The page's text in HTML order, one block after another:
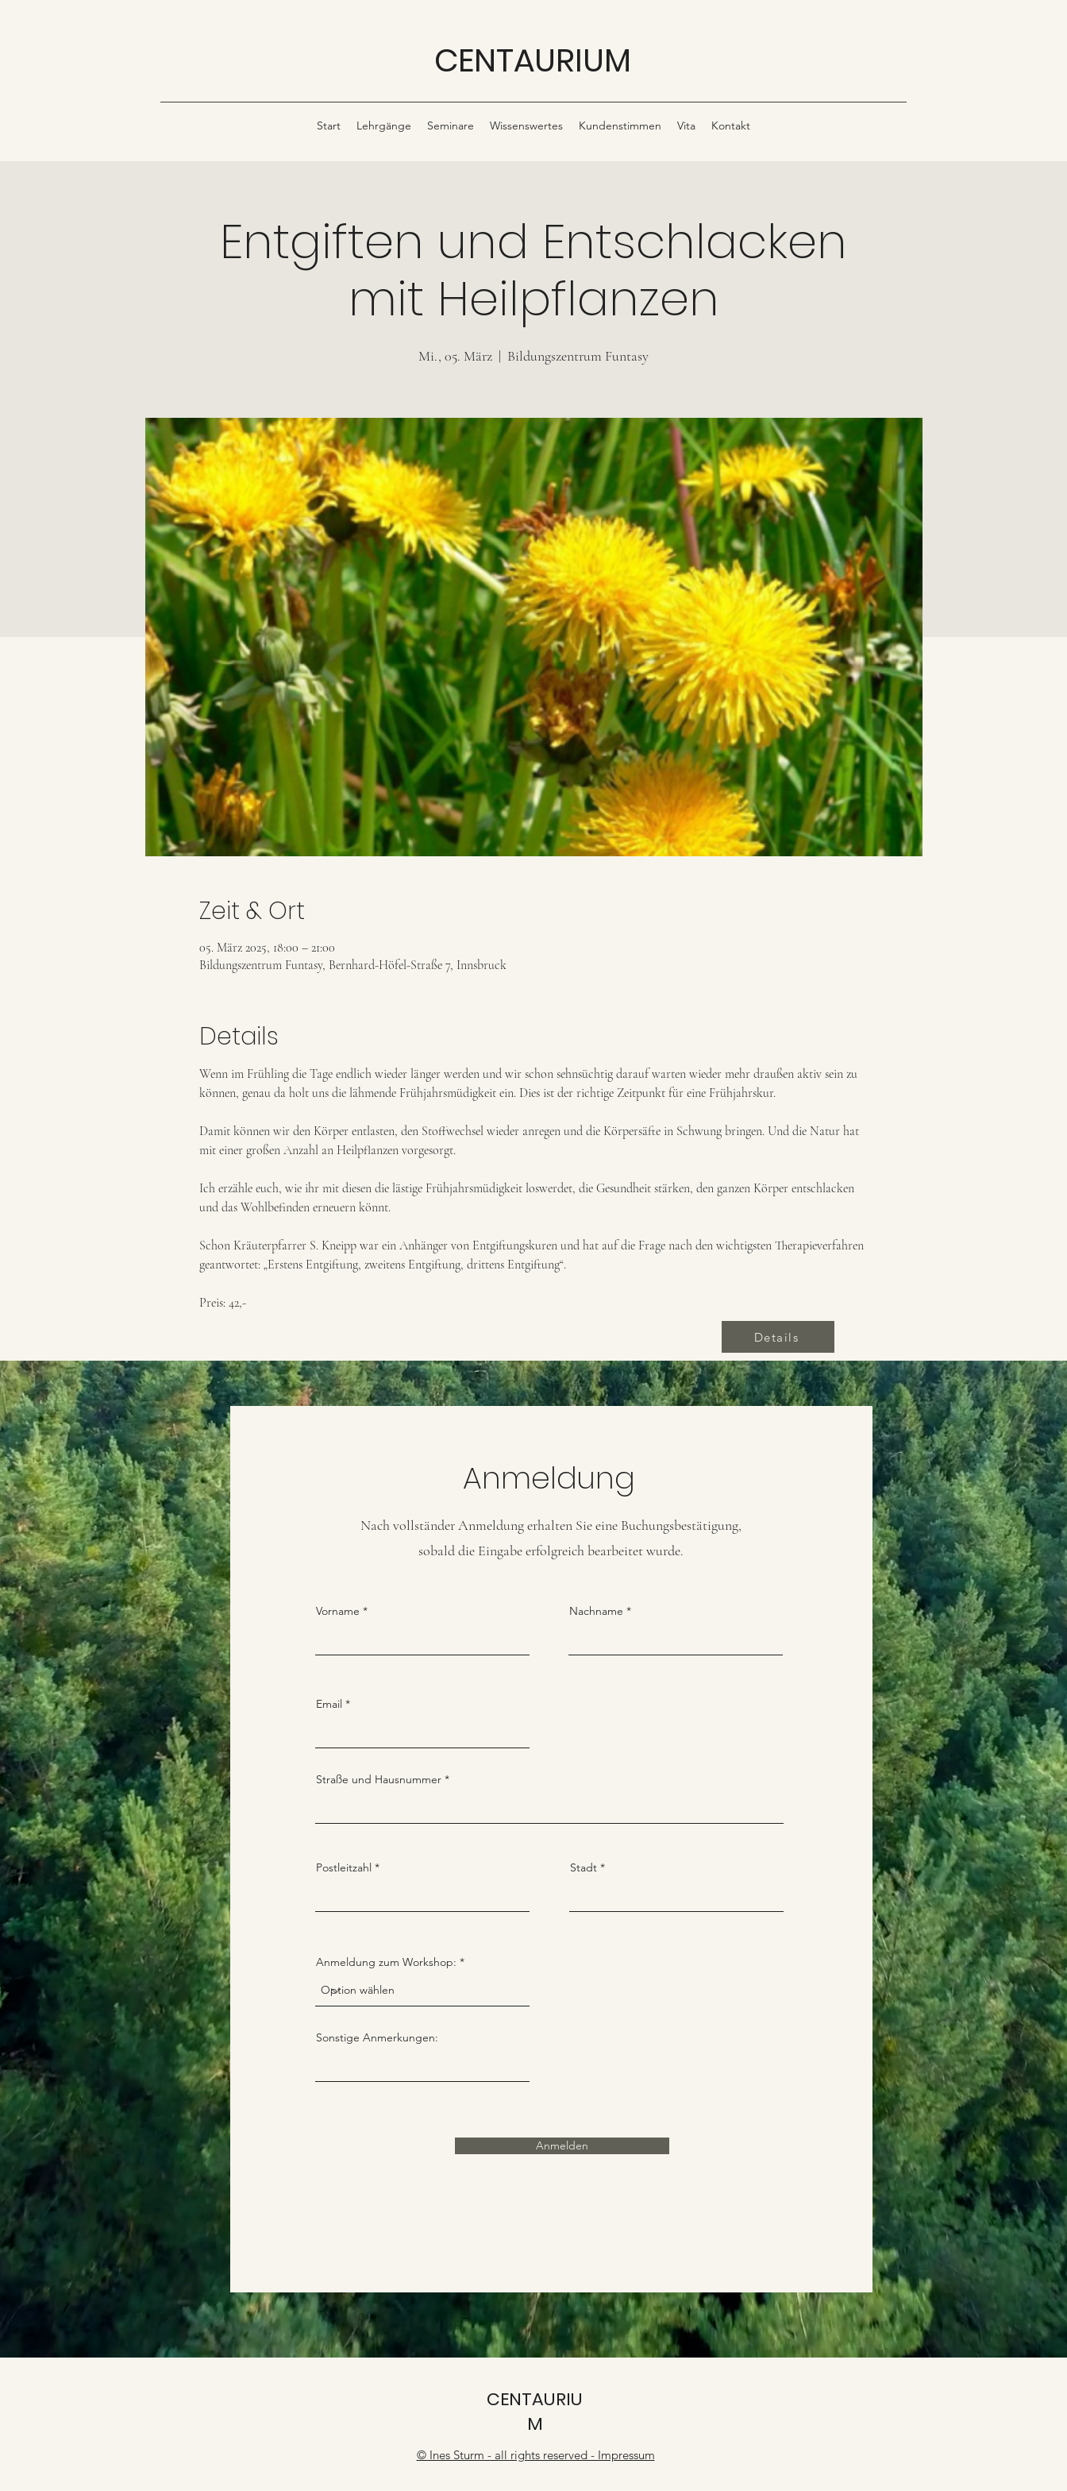
CENTAURIUM
Start Lehrgänge Seminare Wissenswertes Kundenstimmen Vita Kontakt
Entgiften und Entschlacken
mit Heilpflanzen
Mi., 05. März
  |
Bildungszentrum Funtasy
Zeit & Ort
05. März 2025, 18:00 – 21:00
Bildungszentrum Funtasy, Bernhard-Höfel-Straße 7, Innsbruck
Details
Wenn im Frühling die Tage endlich wieder länger werden und wir schon sehnsüchtig darauf warten wieder mehr draußen aktiv sein zu
können, genau da holt uns die lähmende Frühjahrsmüdigkeit ein. Dies ist der richtige Zeitpunkt für eine Frühjahrskur.
Damit können wir den Körper entlasten, den Stoffwechsel wieder anregen und die Körpersäfte in Schwung bringen. Und die Natur hat
mit einer großen Anzahl an Heilpflanzen vorgesorgt.
Ich erzähle euch, wie ihr mit diesen die lästige Frühjahrsmüdigkeit loswerdet, die Gesundheit stärken, den ganzen Körper entschlacken
und das Wohlbefinden erneuern könnt.
Schon Kräuterpfarrer S. Kneipp war ein Anhänger von Entgiftungskuren und hat auf die Frage nach den wichtigsten Therapieverfahren
geantwortet: „Erstens Entgiftung, zweitens Entgiftung, drittens Entgiftung“.
Preis: 42,-
Details
Anmeldung
Nach vollständer Anmeldung erhalten Sie eine Buchungsbestätigung,
sobald die Eingabe erfolgreich bearbeitet wurde.
Vorname Nachname
Email
Straße und Hausnummer
Postleitzahl Stadt
Anmeldung zum Workshop:
Sonstige Anmerkungen:
Anmelden
CENTAURIU
M
© Ines Sturm - all rights reserved - Impressum